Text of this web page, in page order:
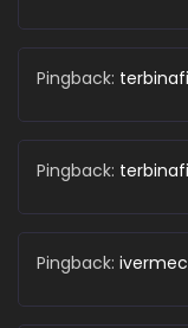
Pingback:
Pingback:
Pingback: